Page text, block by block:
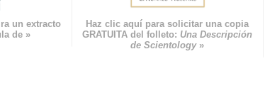
un extracto
de »
Haz clic aquí para solicitar una copia
GRATUITA del folleto: Una Descripción
de Scientology»